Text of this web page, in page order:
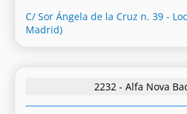
C/ Sor Ángela de la Cruz n. 39 -
Madrid)
2232 - Alfa Nova